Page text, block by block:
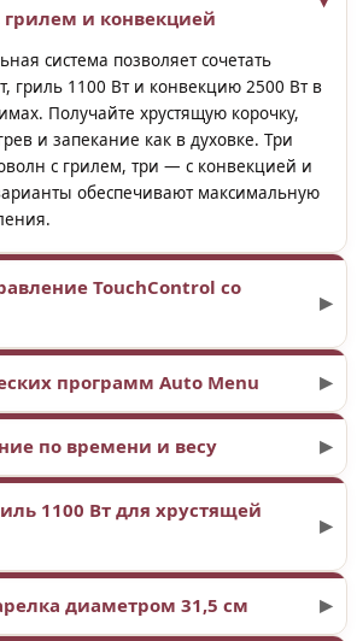
и конвекцией
система позволяет сочетать
гриль 1100 Вт и конвекцию 2500 Вт в
Получайте хрустящую корочку,
и запекание как в духовке. Три
с грилем, три — с конвекцией и
обеспечивают максимальную
TouchControl со
программ Auto Menu
по времени и весу
1100 Вт для хрустящей
диаметром 31,5 см